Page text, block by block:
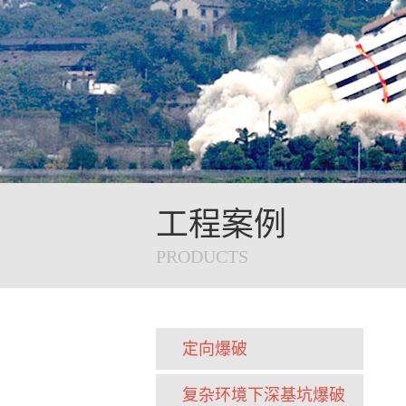
工程案例
PRODUCTS
定向爆破
复杂环境下深基坑爆破